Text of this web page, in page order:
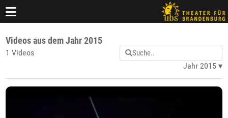
Videos aus dem Jahr 2015
1 Videos
Jahr 2015